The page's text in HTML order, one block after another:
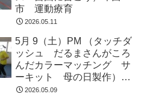
市 運動療育
2026.05.11
5月 9（土）PM （タッチダ
ッシュ だるまさんがころ
んだカラーマッチング サ
ーキット 母の日製作）印
西市 運動療育
2026.05.09